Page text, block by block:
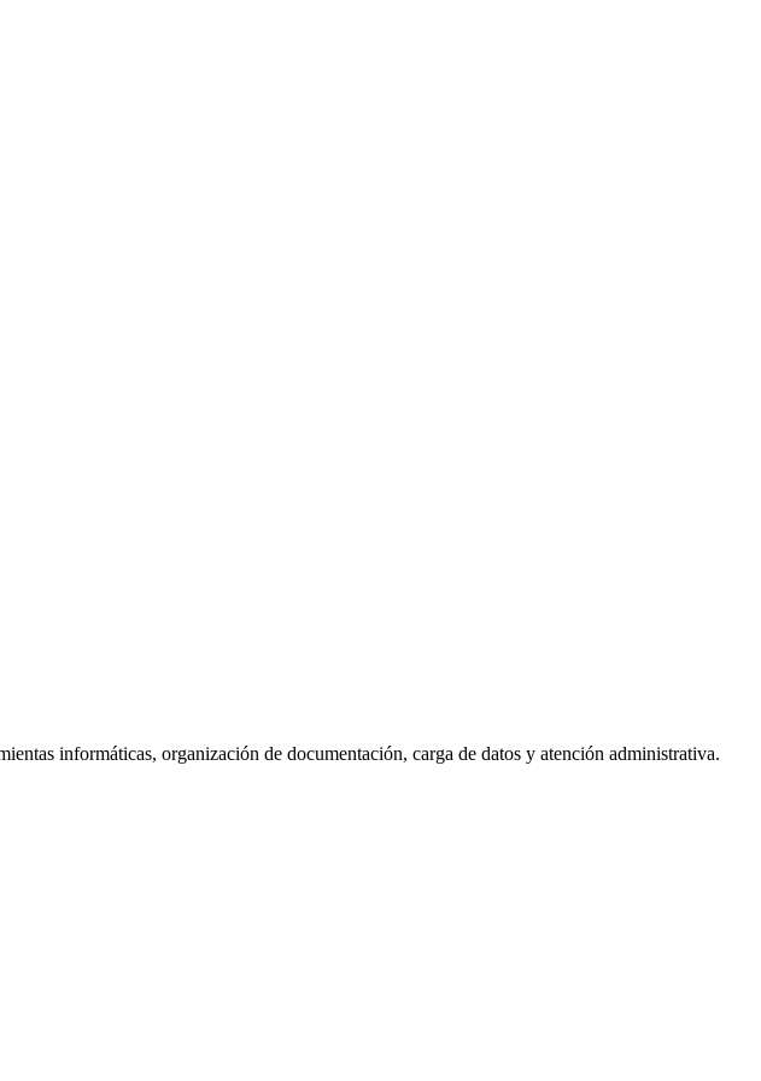
informáticas, organización de documentación, carga de datos y atención administrativa.